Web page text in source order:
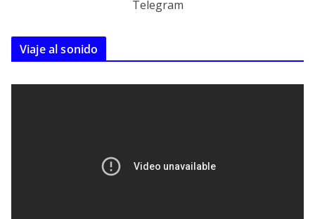
Telegram
Viaje al sonido